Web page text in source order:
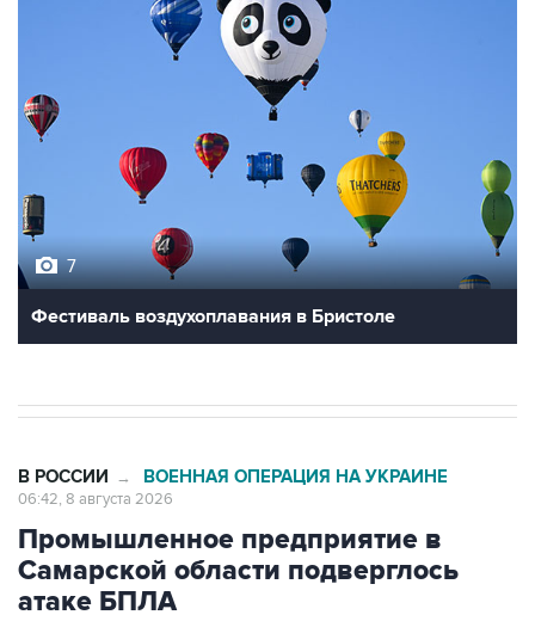
7
Фестиваль воздухоплавания в Бристоле
В РОССИИ → ВОЕННАЯ ОПЕРАЦИЯ НА УКРАИНЕ
06:42, 8 августа 2026
Промышленное предприятие в
Самарской области подверглось
атаке БПЛА